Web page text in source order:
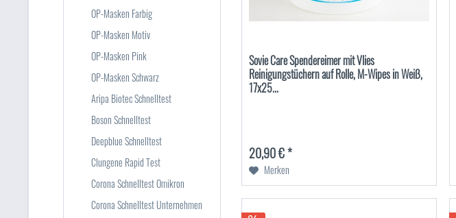
OP-Masken Farbig
OP-Masken Motiv
OP-Masken Pink
OP-Masken Schwarz
Aripa Biotec Schnelltest
Boson Schnelltest
Deepblue Schnelltest
Clungene Rapid Test
Corona Schnelltest Omikron
Corona Schnelltest Unternehmen
Sovie Care Spendereimer mit Vlies
Reinigungstüchern auf Rolle, M-Wipes in Weiß,
17x25...
20,90 € *
Merken